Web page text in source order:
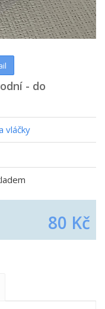
- do
vláčky
80 Kč